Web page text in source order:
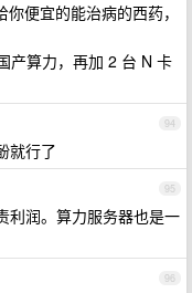
便宜的能治病的西药，
产算力，再加 2 台 N 卡
94
就行了
95
利润。算力服务器也是一
96